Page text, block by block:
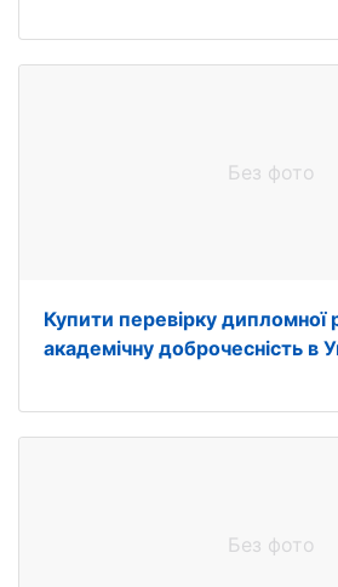
Без фото
Купити перевірку дипломної
академічну доброчесність в
Без фото